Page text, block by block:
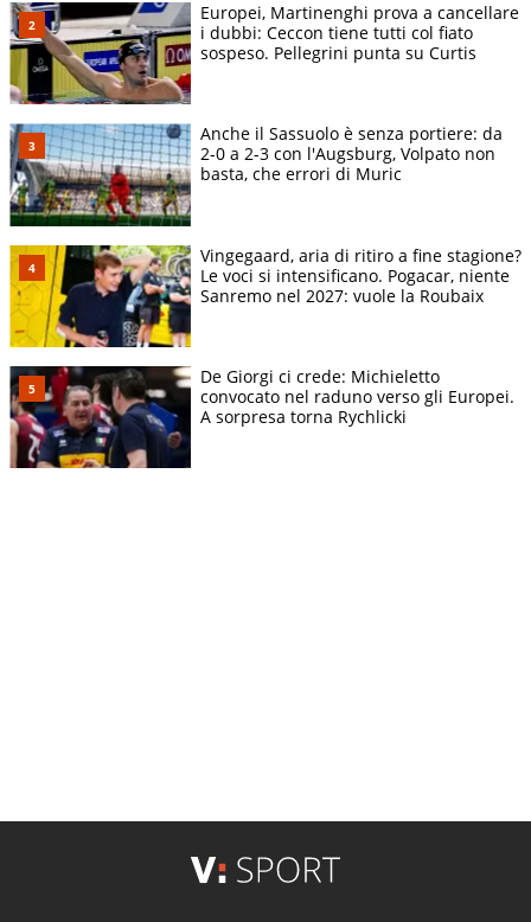
Europei, Martinenghi prova a cancellare
i dubbi: Ceccon tiene tutti col fiato
sospeso. Pellegrini punta su Curtis
Anche il Sassuolo è senza portiere: da
2-0 a 2-3 con l'Augsburg, Volpato non
basta, che errori di Muric
Vingegaard, aria di ritiro a fine stagione?
Le voci si intensificano. Pogacar, niente
Sanremo nel 2027: vuole la Roubaix
De Giorgi ci crede: Michieletto
convocato nel raduno verso gli Europei.
A sorpresa torna Rychlicki